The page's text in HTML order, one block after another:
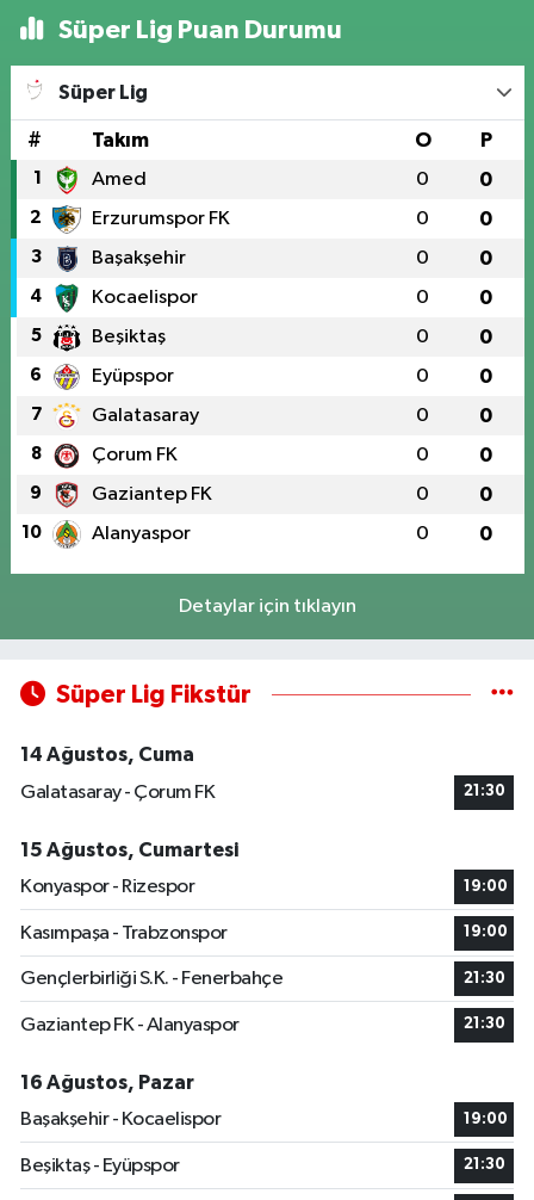
Süper Lig Puan Durumu
Süper Lig
# Takım O P
1 Amed 0 0
2 Erzurumspor FK 0 0
3 Başakşehir 0 0
4 Kocaelispor 0 0
5 Beşiktaş 0 0
6 Eyüpspor 0 0
7 Galatasaray 0 0
8 Çorum FK 0 0
9 Gaziantep FK 0 0
10 Alanyaspor 0 0
Detaylar için tıklayın
Süper Lig Fikstür
14 Ağustos, Cuma
Galatasaray - Çorum FK
21:30
15 Ağustos, Cumartesi
Konyaspor - Rizespor
19:00
Kasımpaşa - Trabzonspor 19:00
Gençlerbirliği S.K. - Fenerbahçe 21:30
Gaziantep FK - Alanyaspor 21:30
16 Ağustos, Pazar
Başakşehir - Kocaelispor
19:00
Beşiktaş - Eyüpspor 21:30